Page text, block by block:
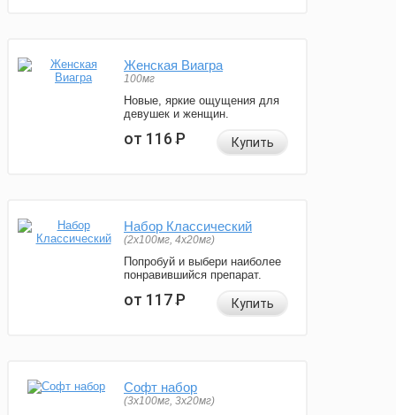
Женская Виагра
100мг
Новые, яркие ощущения для
девушек и женщин.
от 116Р Купить
Набор Классический
(2x100мг, 4x20мг)
Попробуй и выбери наиболее
понравившийся препарат.
от 117Р Купить
Софт набор
(3x100мг, 3x20мг)